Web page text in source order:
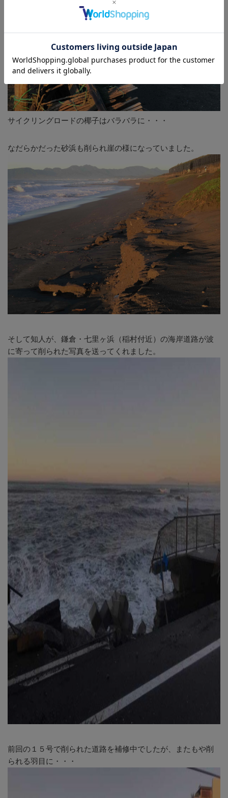
サイクリングロードの椰子はバラバラに・・・
なだらかだった砂浜も削られ崖の様になっていました。
そして知人が、鎌倉・七里ヶ浜（稲村付近）の海岸道路が波
に寄って削られた写真を送ってくれました。
前回の１５号で削られた道路を補修中でしたが、またもや削
られる羽目に・・・